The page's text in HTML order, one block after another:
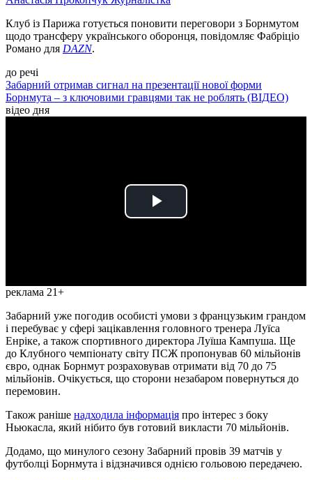
Клуб із Парижа готується поновити переговори з Борнмутом
щодо трансферу українського оборонця, повідомляє Фабріціо
Романо для DAZN.
до речі
Забарний отримав сигнал на презентації нової форми
Борнмута – з ключовими гравцями так не роблять (ВІДЕО)
відео дня
Play
реклама 21+
Забарний уже погодив особисті умови з французьким грандом
і перебуває у сфері зацікавлення головного тренера Луїса
Енріке, а також спортивного директора Луїша Кампуша. Ще
до Клубного чемпіонату світу ПСЖ пропонував 60 мільйонів
євро, однак Борнмут розраховував отримати від 70 до 75
мільйонів. Очікується, що сторони незабаром повернуться до
перемовин.
Також раніше надходила інформація про інтерес з боку
Ньюкасла, який нібито був готовий викласти 70 мільйонів.
Додамо, що минулого сезону Забарний провів 39 матчів у
футболці Борнмута і відзначився однією гольовою передачею.